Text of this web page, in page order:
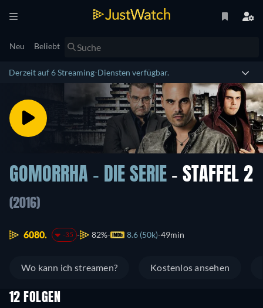
Neu Beliebt
Derzeit auf 6 Streaming-Diensten verfügbar.
GOMORRHA - DIE SERIE - STAFFEL 2
(2016)
6080. -35 82% 8.6 (50k) 49min
Wo kann ich streamen? Kostenlos ansehen
12 FOLGEN